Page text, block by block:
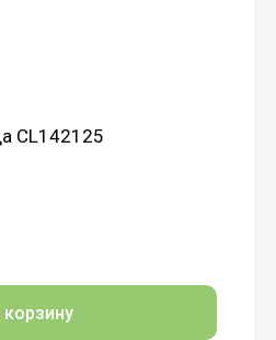
CL142125
корзину